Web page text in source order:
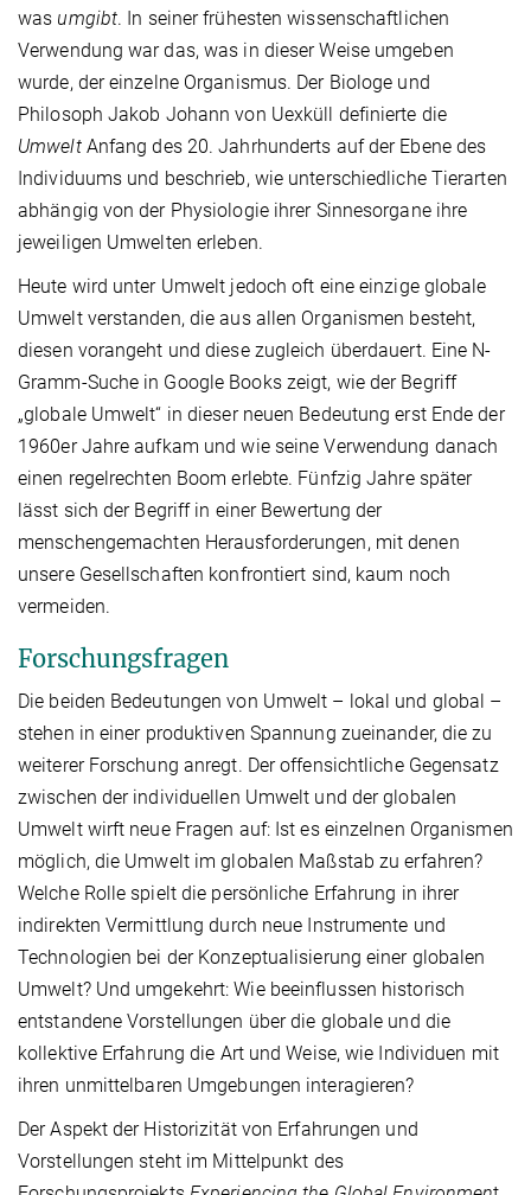
was umgibt. In seiner frühesten wissenschaftlichen
Verwendung war das, was in dieser Weise umgeben
wurde, der einzelne Organismus. Der Biologe und
Philosoph Jakob Johann von Uexküll definierte die
UmweltAnfang des 20. Jahrhunderts auf der Ebene des
Individuums und beschrieb, wie unterschiedliche Tierarten
abhängig von der Physiologie ihrer Sinnesorgane ihre
jeweiligen Umwelten erleben.
Heute wird unter Umwelt jedoch oft eine einzige globale
Umwelt verstanden, die aus allen Organismen besteht,
diesen vorangeht und diese zugleich überdauert. Eine N-
Gramm-Suche in Google Books zeigt, wie der Begriff
„globale Umwelt“ in dieser neuen Bedeutung erst Ende der
1960er Jahre aufkam und wie seine Verwendung danach
einen regelrechten Boom erlebte. Fünfzig Jahre später
lässt sich der Begriff in einer Bewertung der
menschengemachten Herausforderungen, mit denen
unsere Gesellschaften konfrontiert sind, kaum noch
vermeiden.
Forschungsfragen
Die beiden Bedeutungen von Umwelt – lokal und global –
stehen in einer produktiven Spannung zueinander, die zu
weiterer Forschung anregt. Der offensichtliche Gegensatz
zwischen der individuellen Umwelt und der globalen
Umwelt wirft neue Fragen auf: Ist es einzelnen Organismen
möglich, die Umwelt im globalen Maßstab zu erfahren?
Welche Rolle spielt die persönliche Erfahrung in ihrer
indirekten Vermittlung durch neue Instrumente und
Technologien bei der Konzeptualisierung einer globalen
Umwelt? Und umgekehrt: Wie beeinflussen historisch
entstandene Vorstellungen über die globale und die
kollektive Erfahrung die Art und Weise, wie Individuen mit
ihren unmittelbaren Umgebungen interagieren?
Der Aspekt der Historizität von Erfahrungen und
Vorstellungen steht im Mittelpunkt des